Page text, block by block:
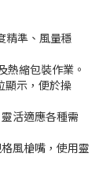
精準、風量穩
熱縮包裝作業。
顯示，便於操
活適應各種需
風槍嘴，使用靈